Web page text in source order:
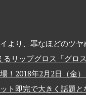
より、罪なほどのツヤ
るリップグロス「グロ
！2018年2月2日（金
ト即完で大きく話題と